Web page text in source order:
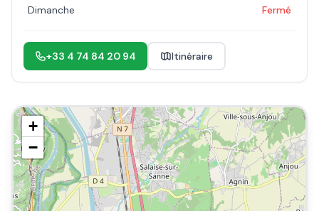
Dimanche
Fermé
+33 4 74 84 20 94 Itinéraire
+
−